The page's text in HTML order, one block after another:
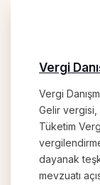
Vergi
Vergi
Gelir
Tüketim
dayanak
mevzuatı